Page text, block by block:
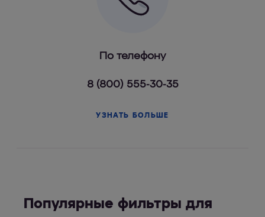
По телефону
8 (800) 555-30-35
УЗНАТЬ БОЛЬШЕ
Популярные фильтры для